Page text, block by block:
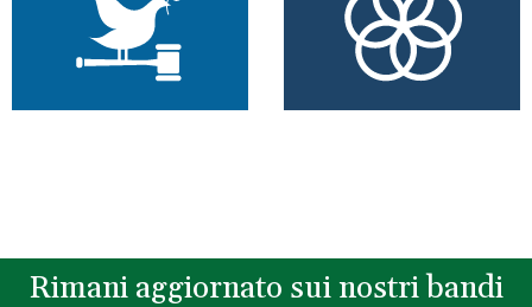
Rimani aggiornato sui nostri bandi